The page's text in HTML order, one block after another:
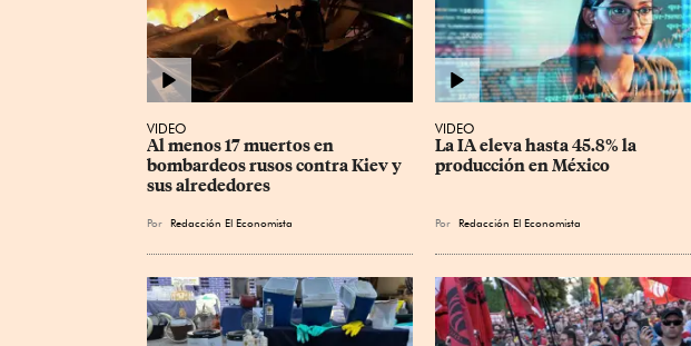
VIDEO
Al menos 17 muertos en
bombardeos rusos contra Kiev y
sus alrededores
Por Redacción El Economista
VIDEO
La IA eleva hasta 45.8% la
producción en México
Por Redacción El Economista